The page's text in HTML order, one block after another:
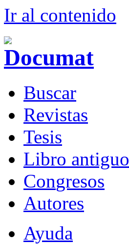
Ir al contenido
Buscar
Revistas
Tesis
Libro antiguo
Congresos
Autores
Ayuda